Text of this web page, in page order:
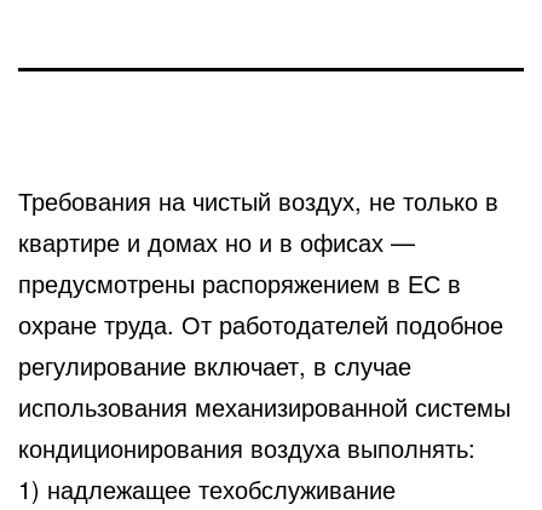
Требования на чистый воздух, не только в
квартире и домах но и в офисах —
предусмотрены распоряжением в ЕС в
охране труда. От работодателей подобное
регулирование включает, в случае
использования механизированной системы
кондиционирования воздуха выполнять:
1) надлежащее техобслуживание